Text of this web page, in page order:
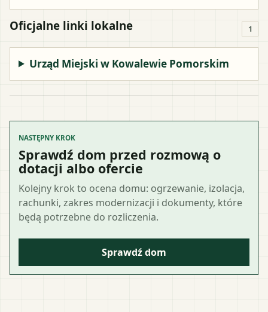
Oficjalne linki lokalne 1
Urząd Miejski w Kowalewie Pomorskim
NASTĘPNY KROK
Sprawdź dom przed rozmową o
dotacji albo ofercie
Kolejny krok to ocena domu: ogrzewanie, izolacja,
rachunki, zakres modernizacji i dokumenty, które
będą potrzebne do rozliczenia.
Sprawdź dom